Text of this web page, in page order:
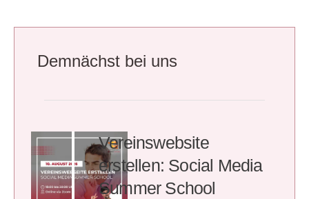
Demnächst bei uns
Vereinswebsite
erstellen: Social Media
Summer School